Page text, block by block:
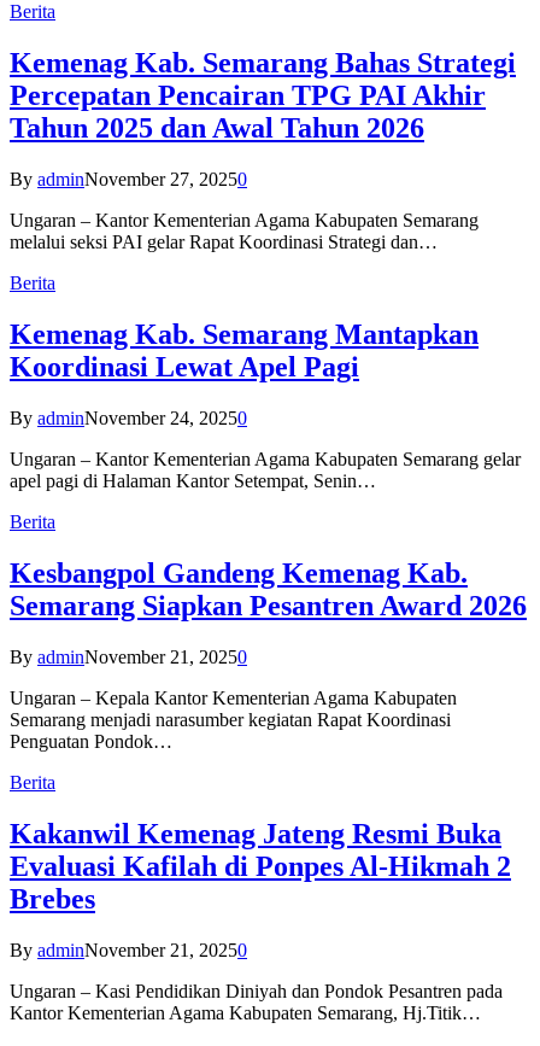
Berita
Kemenag Kab. Semarang Bahas Strategi
Percepatan Pencairan TPG PAI Akhir
Tahun 2025 dan Awal Tahun 2026
By adminNovember 27, 20250
Ungaran – Kantor Kementerian Agama Kabupaten Semarang
melalui seksi PAI gelar Rapat Koordinasi Strategi dan…
Berita
Kemenag Kab. Semarang Mantapkan
Koordinasi Lewat Apel Pagi
By adminNovember 24, 20250
Ungaran – Kantor Kementerian Agama Kabupaten Semarang gelar
apel pagi di Halaman Kantor Setempat, Senin…
Berita
Kesbangpol Gandeng Kemenag Kab.
Semarang Siapkan Pesantren Award 2026
By adminNovember 21, 20250
Ungaran – Kepala Kantor Kementerian Agama Kabupaten
Semarang menjadi narasumber kegiatan Rapat Koordinasi
Penguatan Pondok…
Berita
Kakanwil Kemenag Jateng Resmi Buka
Evaluasi Kafilah di Ponpes Al-Hikmah 2
Brebes
By adminNovember 21, 20250
Ungaran – Kasi Pendidikan Diniyah dan Pondok Pesantren pada
Kantor Kementerian Agama Kabupaten Semarang, Hj.Titik…